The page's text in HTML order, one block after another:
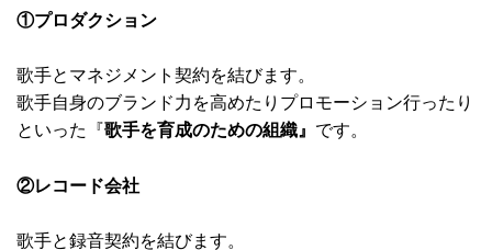
①プロダクション
歌手とマネジメント契約を結びます。
歌手自身のブランド力を高めたりプロモーション行ったり
といった『歌手を育成のための組織』 です。
②レコード会社
歌手と録音契約を結びます。